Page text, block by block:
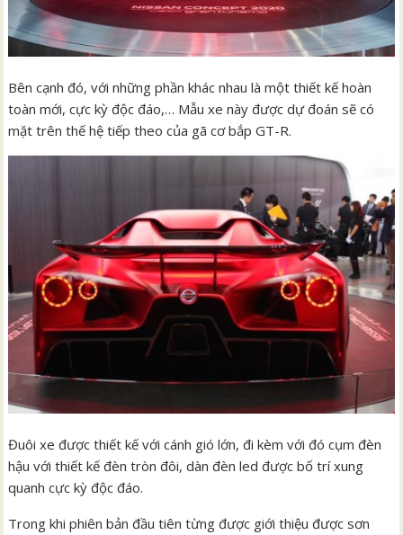
Bên cạnh đó, với những phần khác nhau là một thiết kế hoàn
toàn mới, cực kỳ độc đáo,… Mẫu xe này được dự đoán sẽ có
mặt trên thế hệ tiếp theo của gã cơ bắp GT-R.
Đuôi xe được thiết kế với cánh gió lớn, đi kèm với đó cụm đèn
hậu với thiết kế đèn tròn đôi, dàn đèn led được bố trí xung
quanh cực kỳ độc đáo.
Trong khi phiên bản đầu tiên từng được giới thiệu được sơn